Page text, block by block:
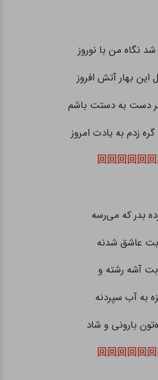
نگاه من با نوروز
این بهار آتش افروز
دست به دستت باشم
زدم به یادت امروز
回回回回回
بدر که می‌رسه
عاشق شدنه
آشه رشته و
به آب سپردنه
بارونی و شاد
回回回回回